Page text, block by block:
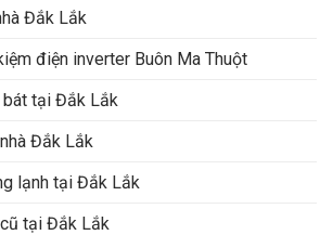
Đắk Lắk
điện inverter Buôn Ma Thuột
bát tại Đắk Lắk
Đắk Lắk
lạnh tại Đắk Lắk
tại Đắk Lắk